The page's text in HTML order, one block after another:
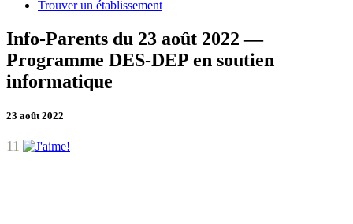
Trouver un établissement
Info-Parents du 23 août 2022 —
Programme DES-DEP en soutien
informatique
23 août 2022
11